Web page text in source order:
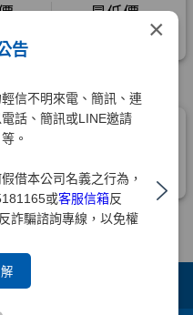
×
告
信不明來電、簡訊、連
話、簡訊或LINE邀請
。
借本公司名義之行為，
或客服信箱反
詐騙諮詢專線，以免權